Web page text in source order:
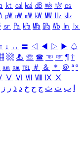
㏏ ㎈ ㎉ ㏈ ㎧ ㎨ ㎰
㎺ ㎻ ㎽ ㎾ ㎿ ㎐ ㎑
㏛ ㎩ ㎪ ㎫ ㎬ ㏝ ㏐
㏓
↑ ↓ ↔ 〓 ◁ ◀ ▷ ▶ ♤
▩ ♨ ☏ ☎ ☜ ☞ ¶ †
㏂ ㏘ ℡ ＃ ＆ ＊ ＠ ª º
Ⅴ Ⅵ Ⅶ Ⅷ Ⅸ Ⅹ
ب ت ث ج ح خ د ذ ر ز